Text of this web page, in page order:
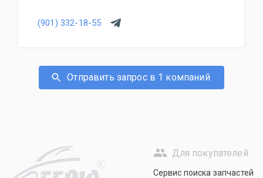
(901) 332-18-55
Отправить запрос в 1 компаний
R
Для покупателей
Сервис поиска запчастей